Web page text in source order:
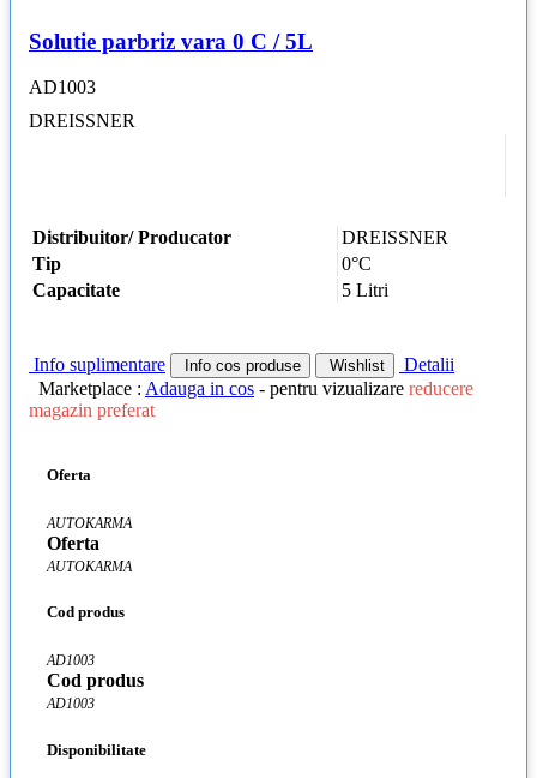
Solutie parbriz vara 0 C / 5L
AD1003
DREISSNER
Distribuitor/ Producator
DREISSNER
Tip
0°C
Capacitate
5 Litri
Info suplimentare Info cos produse Wishlist
Detalii
Marketplace : Adauga in cos - pentru vizualizare reducere
magazin preferat
Oferta
AUTOKARMA
Oferta
AUTOKARMA
Cod produs
AD1003
Cod produs
AD1003
Disponibilitate